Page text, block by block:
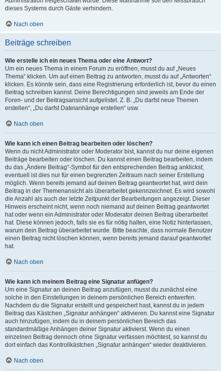
dieses Systems durch Gäste verhindern.
Nach oben
Beiträge schreiben
Wie erstelle ich ein neues Thema oder eine Antwort?
Um ein neues Thema in einem Forum zu eröffnen, musst du auf „Neues
Thema“ klicken. Um auf einen Beitrag zu antworten, musst du auf „Antworten“
klicken. Es könnte sein, dass eine Registrierung erforderlich ist, bevor du einen
Beitrag schreiben kannst. Deine Berechtigungen sind jeweils am Ende der
Foren- und der Beitragsansicht aufgelistet. Z. B. „Du darfst neue Themen
erstellen“, „Du darfst Dateianhänge erstellen“ usw.
Nach oben
Wie kann ich einen Beitrag bearbeiten oder löschen?
Wenn du nicht Administrator oder Moderator bist, kannst du nur deine eigenen
Beiträge bearbeiten oder löschen. Du kannst einen Beitrag bearbeiten, indem
du das „Ändere Beitrag“-Symbol für den entsprechenden Beitrag anklickst;
eventuell ist dies nur für einen begrenzten Zeitraum nach seiner Erstellung
möglich. Wenn bereits jemand auf deinen Beitrag geantwortet hat, wird dein
Beitrag in der Themenansicht als überarbeitet gekennzeichnet. Es wird sowohl
die Anzahl als auch der letzte Zeitpunkt der Bearbeitungen angezeigt. Dieser
Hinweis erscheint nicht, wenn noch niemand auf deinen Beitrag geantwortet
hat oder wenn ein Administrator oder Moderator deinen Beitrag überarbeitet
hat. Diese können jedoch, falls sie es für nötig halten, eine Notiz hinterlassen,
warum dein Beitrag überarbeitet wurde. Bitte beachte, dass normale Benutzer
einen Beitrag nicht löschen können, wenn bereits jemand darauf geantwortet
hat.
Nach oben
Wie kann ich meinem Beitrag eine Signatur anfügen?
Um eine Signatur an deinen Beitrag anzufügen, musst du zunächst eine
solche in den Einstellungen in deinem persönlichen Bereich entwerfen.
Nachdem du die Signatur erstellt und gespeichert hast, kannst du in jedem
Beitrag das Kästchen „Signatur anhängen“ aktivieren. Du kannst eine Signatur
auch hinzufügen, indem du in deinem persönlichen Bereich das
standardmäßige Anhängen deiner Signatur aktivierst. Wenn du einen
einzelnen Beitrag dennoch ohne Signatur verfassen möchtest, so kannst du
dort einfach das Kontrollkästchen „Signatur anhängen“ wieder deaktivieren.
Nach oben